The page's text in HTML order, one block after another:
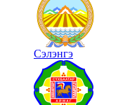
Сэлэнгэ